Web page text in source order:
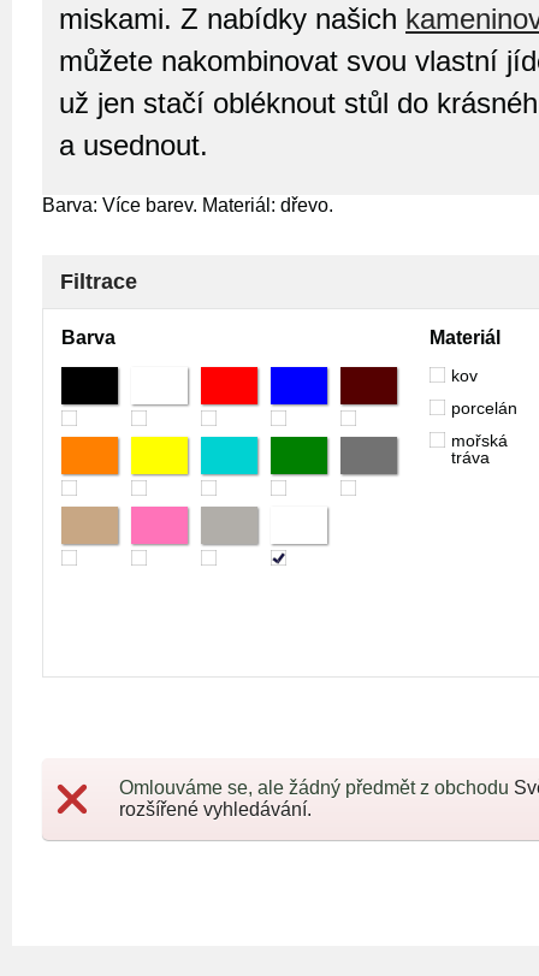
miskami. Z nabídky našich
můžete nakombinovat svou vlastní
už jen stačí obléknout stůl do
a usednout.
Barva: Více barev. Materiál: dřevo.
Filtrace
Barva Materiál
kov
porcelán
mořská
tráva
Omlouváme se, ale žádný předmět z obchodu
rozšířené vyhledávání.